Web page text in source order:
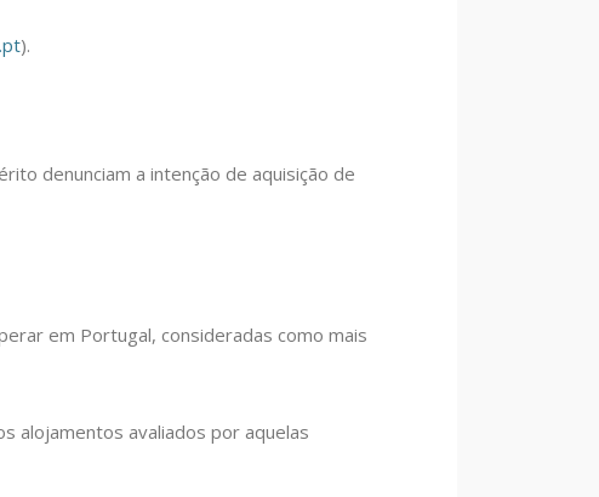
).
denunciam a intenção de aquisição de
em Portugal, consideradas como mais
alojamentos avaliados por aquelas